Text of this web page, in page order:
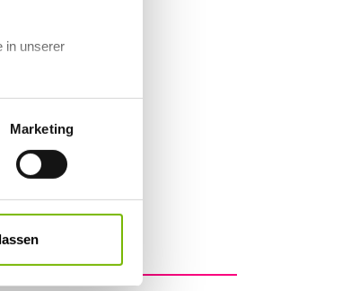
in unserer
Marketing
provinziellen,
Hundert Jahre
diese ganze